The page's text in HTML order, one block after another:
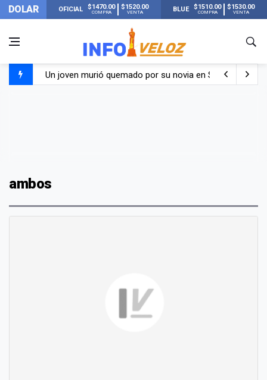
DOLAR OFICIAL $1470.00
COMPRA
$1520.00
VENTA BLUE $1510.00
COMPRA
$1530.00
VENTA
Un joven murió quemado por su novia en San Luis:
ambos